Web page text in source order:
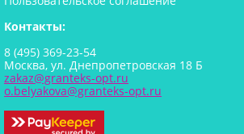
Контакты:
8 (495) 369-23-54
Москва, ул. Днепропетровская 18 Б
zakaz@granteks-opt.ru
o.belyakova@granteks-opt.ru